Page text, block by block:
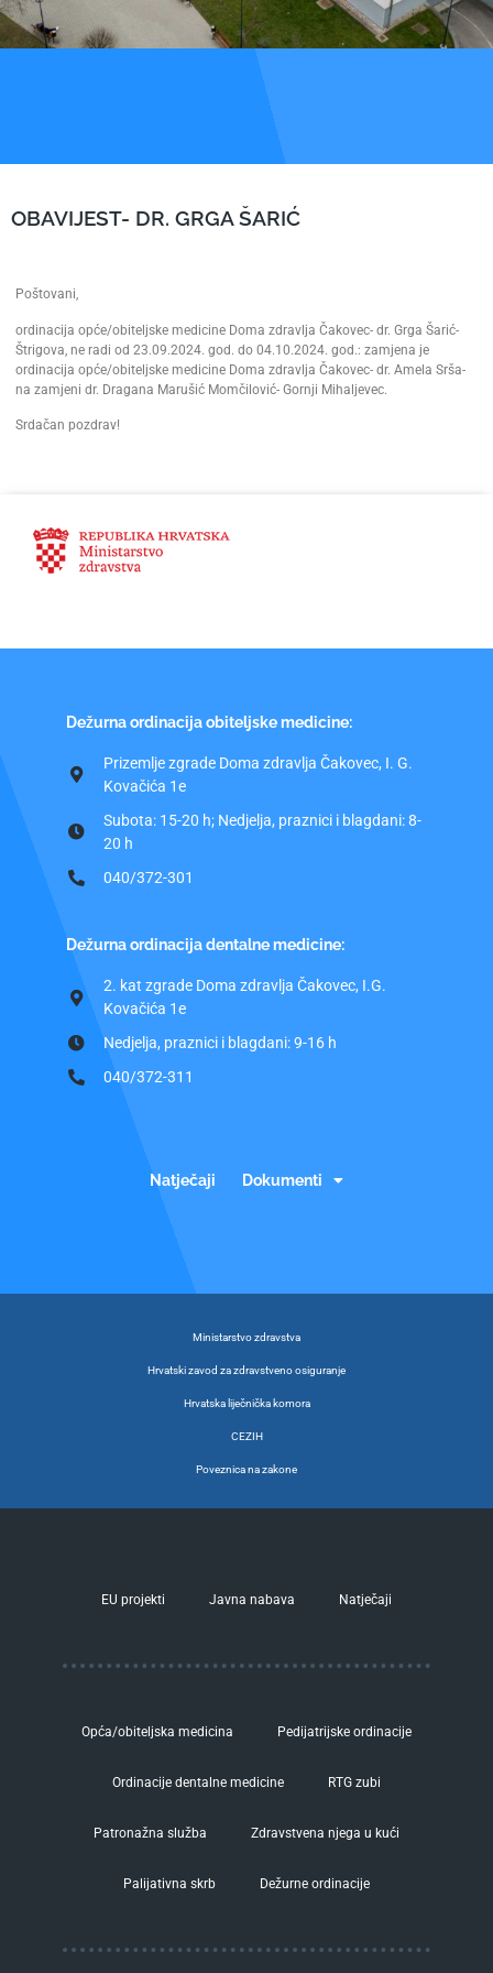
OBAVIJEST- DR. GRGA ŠARIĆ
Poštovani,
ordinacija opće/obiteljske medicine Doma zdravlja Čakovec- dr. Grga Šarić-
Štrigova, ne radi od 23.09.2024. god. do 04.10.2024. god.: zamjena je
ordinacija opće/obiteljske medicine Doma zdravlja Čakovec- dr. Amela Srša-
na zamjeni dr. Dragana Marušić Momčilović- Gornji Mihaljevec.
Srdačan pozdrav!
Dežurna ordinacija obiteljske medicine:
Prizemlje zgrade Doma zdravlja Čakovec, I. G.
Kovačića 1e
Subota: 15-20 h; Nedjelja, praznici i blagdani: 8-
20 h
040/372-301
Dežurna ordinacija dentalne medicine:
2. kat zgrade Doma zdravlja Čakovec, I.G.
Kovačića 1e
Nedjelja, praznici i blagdani: 9-16 h
040/372-311
Natječaji Dokumenti
Ministarstvo zdravstva
Hrvatski zavod za zdravstveno osiguranje
Hrvatska liječnička komora
CEZIH
Poveznica na zakone
EU projekti Javna nabava Natječaji
Opća/obiteljska medicina Pedijatrijske ordinacije
Ordinacije dentalne medicine RTG zubi
Patronažna služba Zdravstvena njega u kući
Palijativna skrb Dežurne ordinacije